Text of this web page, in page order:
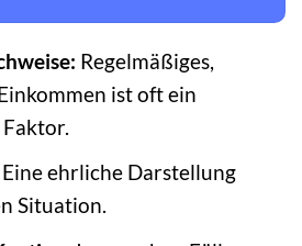
Regelmäßiges,
ist oft ein
Eine ehrliche Darstellung
Situation.